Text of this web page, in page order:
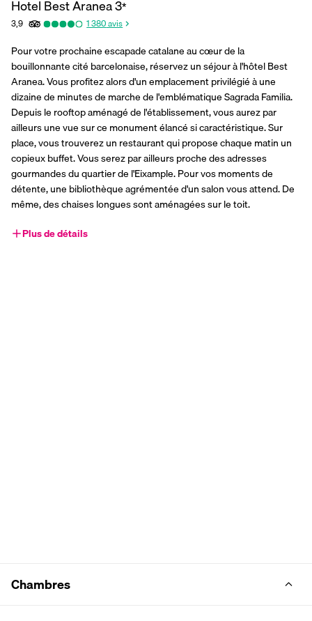
Hotel Best Aranea3*
3,9 1 380avis
Pour votre prochaine escapade catalane au cœur de la
bouillonnante cité barcelonaise, réservez un séjour à l'hôtel Best
Aranea. Vous profitez alors d'un emplacement privilégié à une
dizaine de minutes de marche de l'emblématique Sagrada Familia.
Depuis le rooftop aménagé de l'établissement, vous aurez par
ailleurs une vue sur ce monument élancé si caractéristique. Sur
place, vous trouverez un restaurant qui propose chaque matin un
copieux buffet. Vous serez par ailleurs proche des adresses
gourmandes du quartier de l'Eixample. Pour vos moments de
détente, une bibliothèque agrémentée d'un salon vous attend. De
même, des chaises longues sont aménagées sur le toit.
Plus de détails
Chambres